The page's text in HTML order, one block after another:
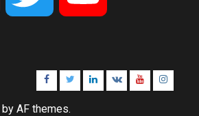
Facebook
TwitterLinkedin
VK Youtube
by AF themes.